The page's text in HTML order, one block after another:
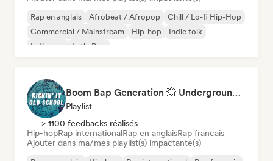
Rap en anglais Afrobeat / Afropop
Chill / Lo-fi Hip-Hop
Commercial / Mainstream
Hip-hop
Indie folk
Indie pop
Latin Pop
Boom Bap Generation 💥 Underground Hip-Hop, East Coast & Jazz Rap
Playlist
> 1100 feedbacks réalisés
Hip-hopRap internationalRap en anglaisRap francais
Ajouter dans ma/mes playlist(s) impactante(s)